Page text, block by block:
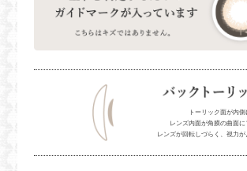
トーリック面が内側
レンズ内面が角膜の曲面に
レンズが回転しづらく、視力が